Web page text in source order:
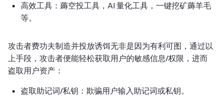
高效工具：薅空投工具，AI 量化工具，一键挖矿薅羊毛
等。
攻击者费功夫制造并投放诱饵无非是因为有利可图，通过以
上手段，攻击者便能轻松获取用户的敏感信息/权限，进而
盗取用户资产：
盗取助记词/私钥：欺骗用户输入助记词或私钥。